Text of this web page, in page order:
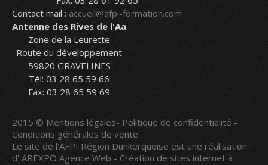
Contact mail : accueil@afpi-formation.com
Antenne des Rives de l'Aa
Zone de la Leurette
Route du développement
59820 GRAVELINES
Tél: 03 28 65 59 66
Fax: 03 28 65 59 69
2015 © Mentions légales- Politique de confidentialité -
Conditions générales de vente
Le site de l'AFPI Région Dunkerquoise est une réalisation
d' AREXPO Agence Web - Création de sites internet à